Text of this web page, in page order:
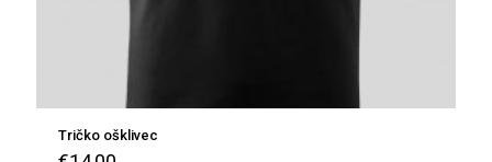
Tričko ošklivec